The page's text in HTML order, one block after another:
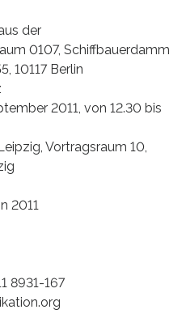
der
0107, Schiffbauerdamm
10117 Berlin
2011, von 12.30 bis
Vortragsraum 10,
2011
8931-167